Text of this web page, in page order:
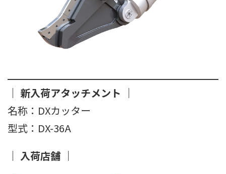
｜ 新入荷アタッチメント ｜
名称：DXカッター
型式：DX-36A
｜ 入荷店舗 ｜